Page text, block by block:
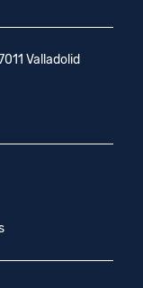
Valladolid